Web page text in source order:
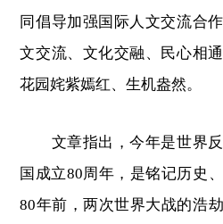
同倡导加强国际人文交流合
文交流、文化交融、民心相
花园姹紫嫣红、生机盎然。
文章指出，今年是世界反
国成立80周年，是铭记历史
80年前，两次世界大战的浩